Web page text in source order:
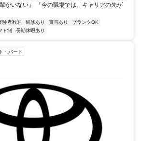
がいない」 「今の職場では、キャリアの先が
験者歓迎 研修あり 賞与あり
ブランクOK
ト制 長期休暇あり
・パート